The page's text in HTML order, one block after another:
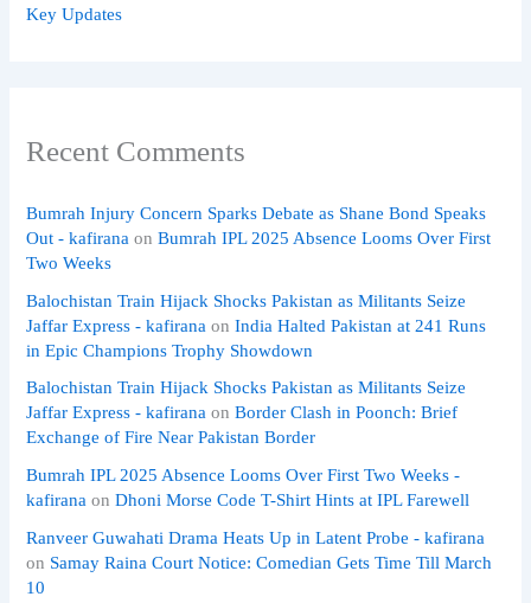
Key Updates
Recent Comments
Bumrah Injury Concern Sparks Debate as Shane Bond Speaks
Out - kafirana onBumrah IPL 2025 Absence Looms Over First
Two Weeks
Balochistan Train Hijack Shocks Pakistan as Militants Seize
Jaffar Express - kafirana onIndia Halted Pakistan at 241 Runs
in Epic Champions Trophy Showdown
Balochistan Train Hijack Shocks Pakistan as Militants Seize
Jaffar Express - kafirana onBorder Clash in Poonch: Brief
Exchange of Fire Near Pakistan Border
Bumrah IPL 2025 Absence Looms Over First Two Weeks -
kafirana onDhoni Morse Code T-Shirt Hints at IPL Farewell
Ranveer Guwahati Drama Heats Up in Latent Probe - kafirana
on Samay Raina Court Notice: Comedian Gets Time Till March
10